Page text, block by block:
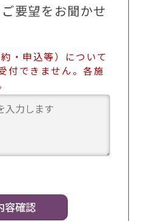
要望をお聞かせ
・申込等）について
付できません。各施